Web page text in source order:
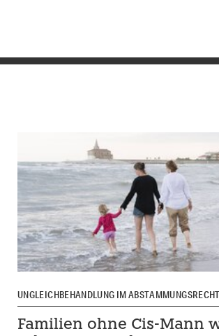
UNGLEICHBEHANDLUNG IM ABSTAMMUNGSRECHT
Familien ohne Cis-Mann